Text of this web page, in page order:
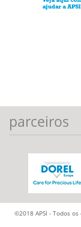
parceiros
©2018 APSI - Todos